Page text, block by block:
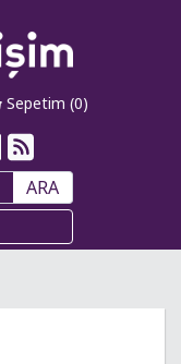
Sepetim (0)
ARA